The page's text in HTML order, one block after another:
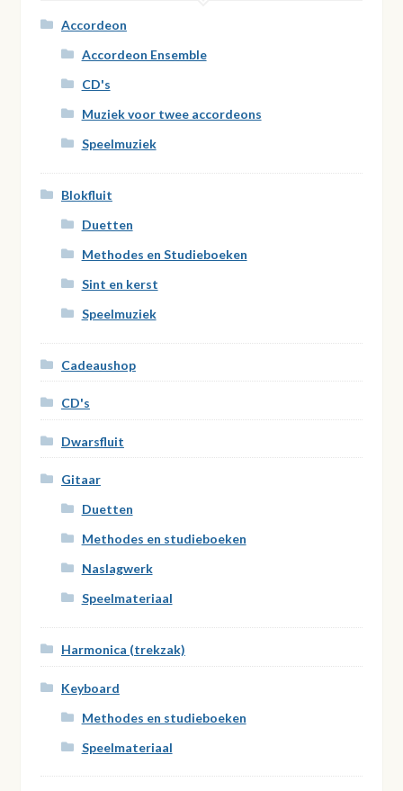
Accordeon
Accordeon Ensemble
CD's
Muziek voor twee accordeons
Speelmuziek
Blokfluit
Duetten
Methodes en Studieboeken
Sint en kerst
Speelmuziek
Cadeaushop
CD's
Dwarsfluit
Gitaar
Duetten
Methodes en studieboeken
Naslagwerk
Speelmateriaal
Harmonica (trekzak)
Keyboard
Methodes en studieboeken
Speelmateriaal